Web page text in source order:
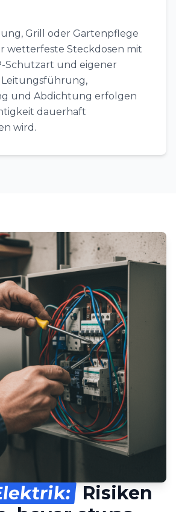
Grill oder Gartenpflege
wetterfeste Steckdosen mit
Schutzart und eigener
Leitungsführung,
und Abdichtung erfolgen
dauerhaft
wird.
Risiken